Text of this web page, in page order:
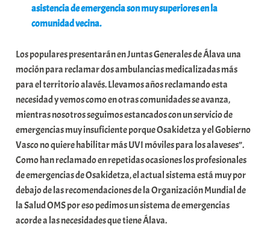
asistencia de emergencia son muy superiores en la
comunidad vecina.
Los populares presentarán en Juntas Generales de Álava una
moción para reclamar dos ambulancias medicalizadas más
para el territorio alavés. Llevamos años reclamando esta
necesidad y vemos como en otras comunidades se avanza,
mientras nosotros seguimos estancados con un servicio de
emergencias muy insuficiente porque Osakidetza y el Gobierno
Vasco no quiere habilitar más UVI móviles para los alaveses”.
Como han reclamado en repetidas ocasiones los profesionales
de emergencias de Osakidetza, el actual sistema está muy por
debajo de las recomendaciones de la Organización Mundial de
la Salud OMS por eso pedimos un sistema de emergencias
acorde a las necesidades que tiene Álava.